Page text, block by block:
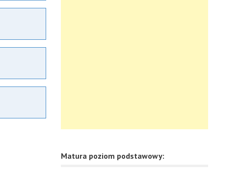
Matura poziom podstawowy: